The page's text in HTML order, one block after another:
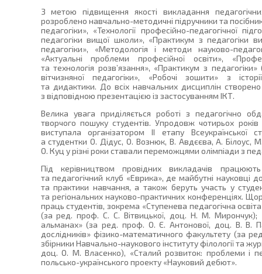
З метою підвищення якості викладання
розроблено навчально-методичні підручники та
педагогіки», «Технології професійно-педагогічної
педагогіки вищої школи», «Практикум з педагогіки
педагогіки», «Методологія і методи науково-
«Актуальні проблеми професійної освіти»,
та технологія розв’язання», «Практикум з
вітчизняної педагогіки», «Робочі зошити» з
та дидактики. До всіх навчальних дисциплін
з відповідною презентацією із застосуванням ІКТ.
Велика увага приділяється роботі з педагогічно
творчого пошуку студентів. Упродовж чотирьох
виступала організатором II етапу Всеукраїнської
а студентки О. Дідус, О. Вознюк, В. Авдєєва, А. Білоус,
О. Куц у різні роки ставали переможцями олімпіади з
Під керівництвом провідних викладачів
та педагогічний клуб «Еврика», де майбутні науковці
та практики навчання, а також беруть участь у
та регіональних науково-практичних конференціях.
праць студентів, зокрема «Ступенева педагогічна
(за ред. проф. С. С. Вітвицької, доц. Н. М. Мирончук);
альманах» (за ред. проф. О. Є. Антонової, доц. В. В.
дослідників» фізико-математичного факультету (за
збірники Навчально-наукового інституту філології та
доц. О. М. Власенко), «Сталий розвиток: проблеми і
польсько-українського проекту «Науковий дебют».